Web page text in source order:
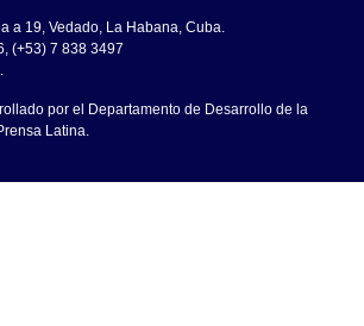
a 19, Vedado, La Habana, Cuba.
(+53) 7 838 3497
por el Departamento de Desarrollo de la
Latina.